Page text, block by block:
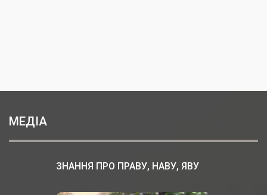
МЕДІА
ЗНАННЯ ПРО ПРАВУ, НАВУ, ЯВУ